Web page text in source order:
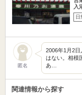
入
日
匿名
2006年1月2
はない。相模
あ…
関連情報から探す